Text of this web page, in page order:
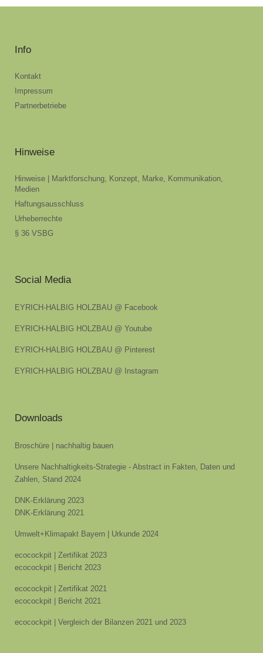
Info
Kontakt
Impressum
Partnerbetriebe
Hinweise
Hinweise | Marktforschung, Konzept, Marke, Kommunikation,
Medien
Haftungsausschluss
Urheberrechte
§ 36 VSBG
Social Media
EYRICH-HALBIG HOLZBAU @ Facebook
EYRICH-HALBIG HOLZBAU @ Youtube
EYRICH-HALBIG HOLZBAU @ Pinterest
EYRICH-HALBIG HOLZBAU @ Instagram
Downloads
Broschüre | nachhaltig bauen
Unsere Nachhaltigkeits-Strategie - Abstract in Fakten, Daten und
Zahlen, Stand 2024
DNK-Erklärung 2023
DNK-Erklärung 2021
Umwelt+Klimapakt Bayern | Urkunde 2024
ecocockpit | Zertifikat 2023
ecocockpit | Bericht 2023
ecocockpit | Zertifikat 2021
ecocockpit | Bericht 2021
ecocockpit | Vergleich der Bilanzen 2021 und 2023